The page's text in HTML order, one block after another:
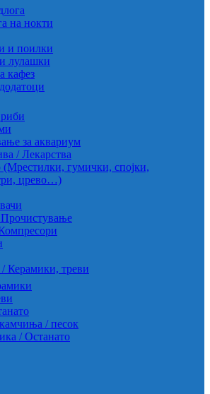
на нокти
и поилки
лулашки
кафез
за аквариум
/ Лекарства
(Мрестилки, гумички, спојки,
црево…)
/ Керамики, треви
/ песок
/ Останато